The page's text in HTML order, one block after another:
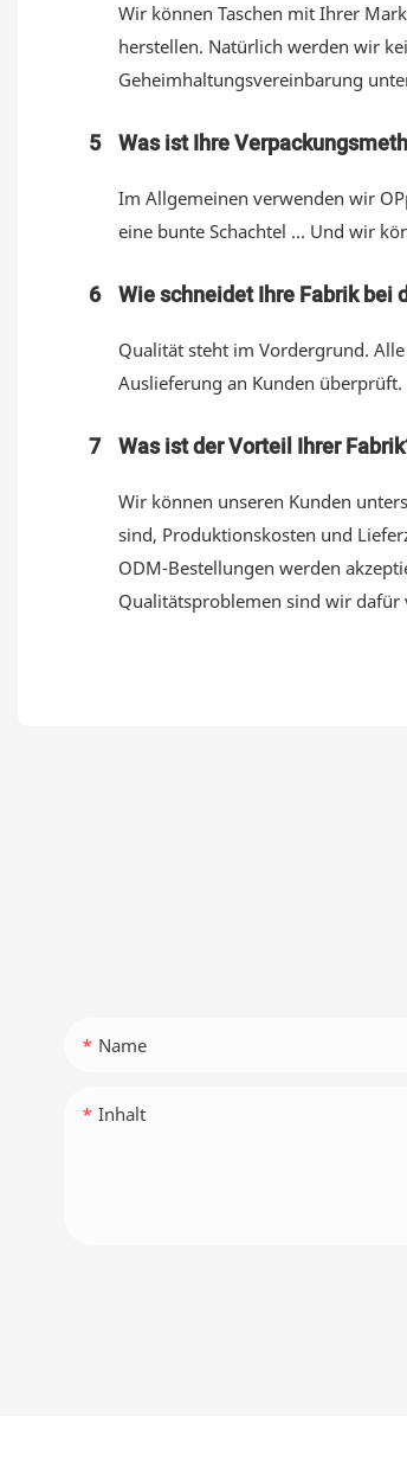
Wir können Taschen mit Ihrer
herstellen. Natürlich werden wir
Geheimhaltungsvereinbarung
5 Was ist Ihre
Im Allgemeinen verwenden wir
eine bunte Schachtel ... Und wir
6 Wie schneidet Ihre Fabrik bei
Qualität steht im Vordergrund.
Auslieferung an Kunden überprüft.
7 Was ist der Vorteil Ihrer
Wir können unseren Kunden
sind, Produktionskosten und
ODM-Bestellungen werden
Qualitätsproblemen sind wir
Name
Inhalt